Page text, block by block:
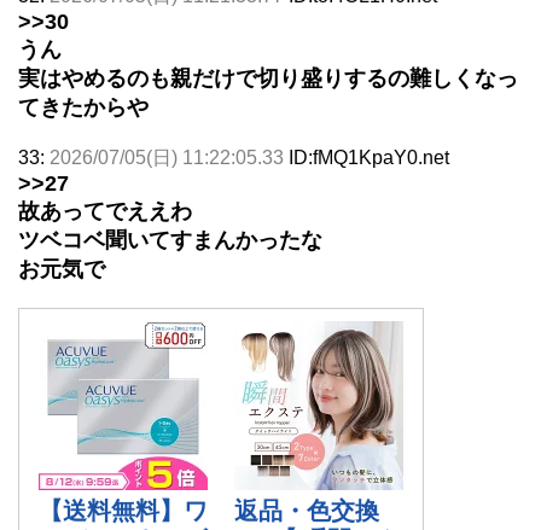
>>30
うん
実はやめるのも親だけで切り盛りするの難しくなっ
てきたからや
33: 2026/07/05(日) 11:22:05.33 ID:fMQ1KpaY0.net
>>27
故あってでええわ
ツベコベ聞いてすまんかったな
お元気で